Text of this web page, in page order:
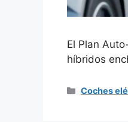
El Plan
híbridos
Categorías
Coches